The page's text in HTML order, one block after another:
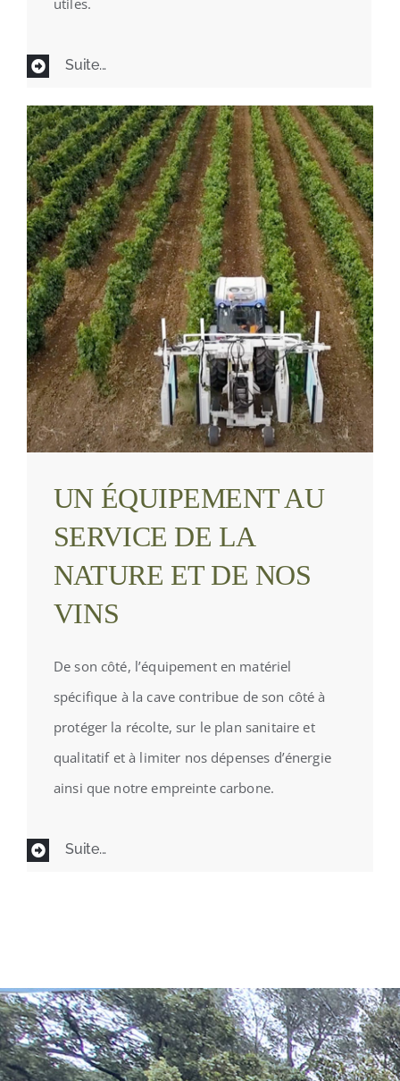
utiles.
Suite...
UN ÉQUIPEMENT AU
SERVICE DE LA
NATURE ET DE NOS
VINS
De son côté, l’équipement en matériel
spécifique à la cave contribue de son côté à
protéger la récolte, sur le plan sanitaire et
qualitatif et à limiter nos dépenses d’énergie
ainsi que notre empreinte carbone.
Suite...